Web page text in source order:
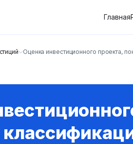
Главная
Оценка инвестиционного проекта,